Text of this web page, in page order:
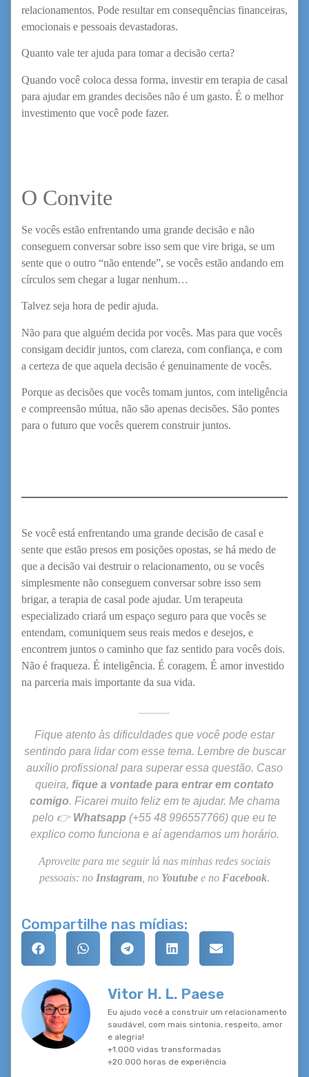
relacionamentos. Pode resultar em consequências financeiras,
emocionais e pessoais devastadoras.
Quanto vale ter ajuda para tomar a decisão certa?
Quando você coloca dessa forma, investir em terapia de casal
para ajudar em grandes decisões não é um gasto. É o melhor
investimento que você pode fazer.
O Convite
Se vocês estão enfrentando uma grande decisão e não
conseguem conversar sobre isso sem que vire briga, se um
sente que o outro “não entende”, se vocês estão andando em
círculos sem chegar a lugar nenhum…
Talvez seja hora de pedir ajuda.
Não para que alguém decida por vocês. Mas para que vocês
consigam decidir juntos, com clareza, com confiança, e com
a certeza de que aquela decisão é genuinamente de vocês.
Porque as decisões que vocês tomam juntos, com inteligência
e compreensão mútua, não são apenas decisões. São pontes
para o futuro que vocês querem construir juntos.
Se você está enfrentando uma grande decisão de casal e
sente que estão presos em posições opostas, se há medo de
que a decisão vai destruir o relacionamento, ou se vocês
simplesmente não conseguem conversar sobre isso sem
brigar, a terapia de casal pode ajudar. Um terapeuta
especializado criará um espaço seguro para que vocês se
entendam, comuniquem seus reais medos e desejos, e
encontrem juntos o caminho que faz sentido para vocês dois.
Não é fraqueza. É inteligência. É coragem. É amor investido
na parceria mais importante da sua vida.
Fique atento às dificuldades que você pode estar
sentindo para lidar com esse tema. Lembre de buscar
auxílio profissional para superar essa questão. Caso
queira, fique a vontade para entrar em contato
comigo. Ficarei muito feliz em te ajudar. Me chama
pelo 👉 Whatsapp (+55 48 996557766) que eu te
explico como funciona e aí agendamos um horário.
Aproveite para me seguir lá nas minhas redes sociais
pessoais: no Instagram , no Youtube e no Facebook.
Compartilhe nas mídias:
Vitor H. L. Paese
Eu ajudo você a construir um relacionamento
saudável, com mais sintonia, respeito, amor
e alegria!
+1.000 vidas transformadas
+20.000 horas de experiência